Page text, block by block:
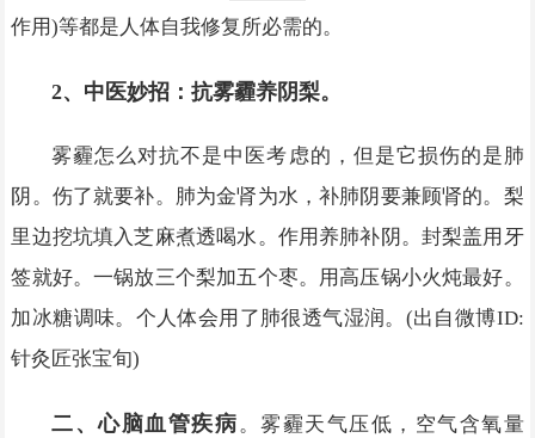
作用)等都是人体自我修复所必需的。
2、中医妙招：抗雾霾养阴梨。
雾霾怎么对抗不是中医考虑的，但是它损伤的是肺
阴。伤了就要补。肺为金肾为水，补肺阴要兼顾肾的。梨
里边挖坑填入芝麻煮透喝水。作用养肺补阴。封梨盖用牙
签就好。一锅放三个梨加五个枣。用高压锅小火炖最好。
加冰糖调味。个人体会用了肺很透气湿润。(出自微博ID:
针灸匠张宝旬)
二、心脑血管疾病。雾霾天气压低，空气含氧量